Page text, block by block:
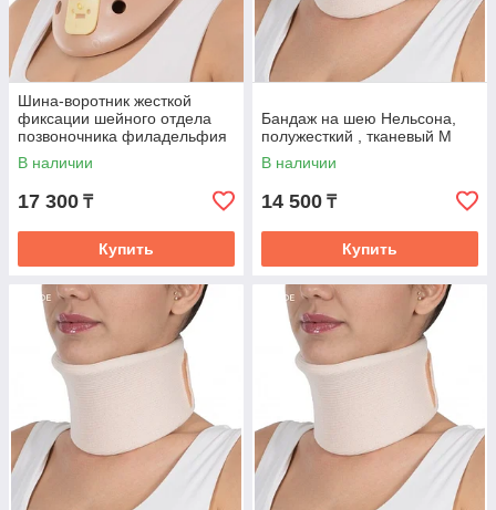
Шина-воротник жесткой
фиксации шейного отдела
позвоночника филадельфия
, Support Line
В наличии
17 300 ₸
Купить
Бандаж на шею Нельсона,
полужесткий , тканевый M
В наличии
14 500 ₸
Купить